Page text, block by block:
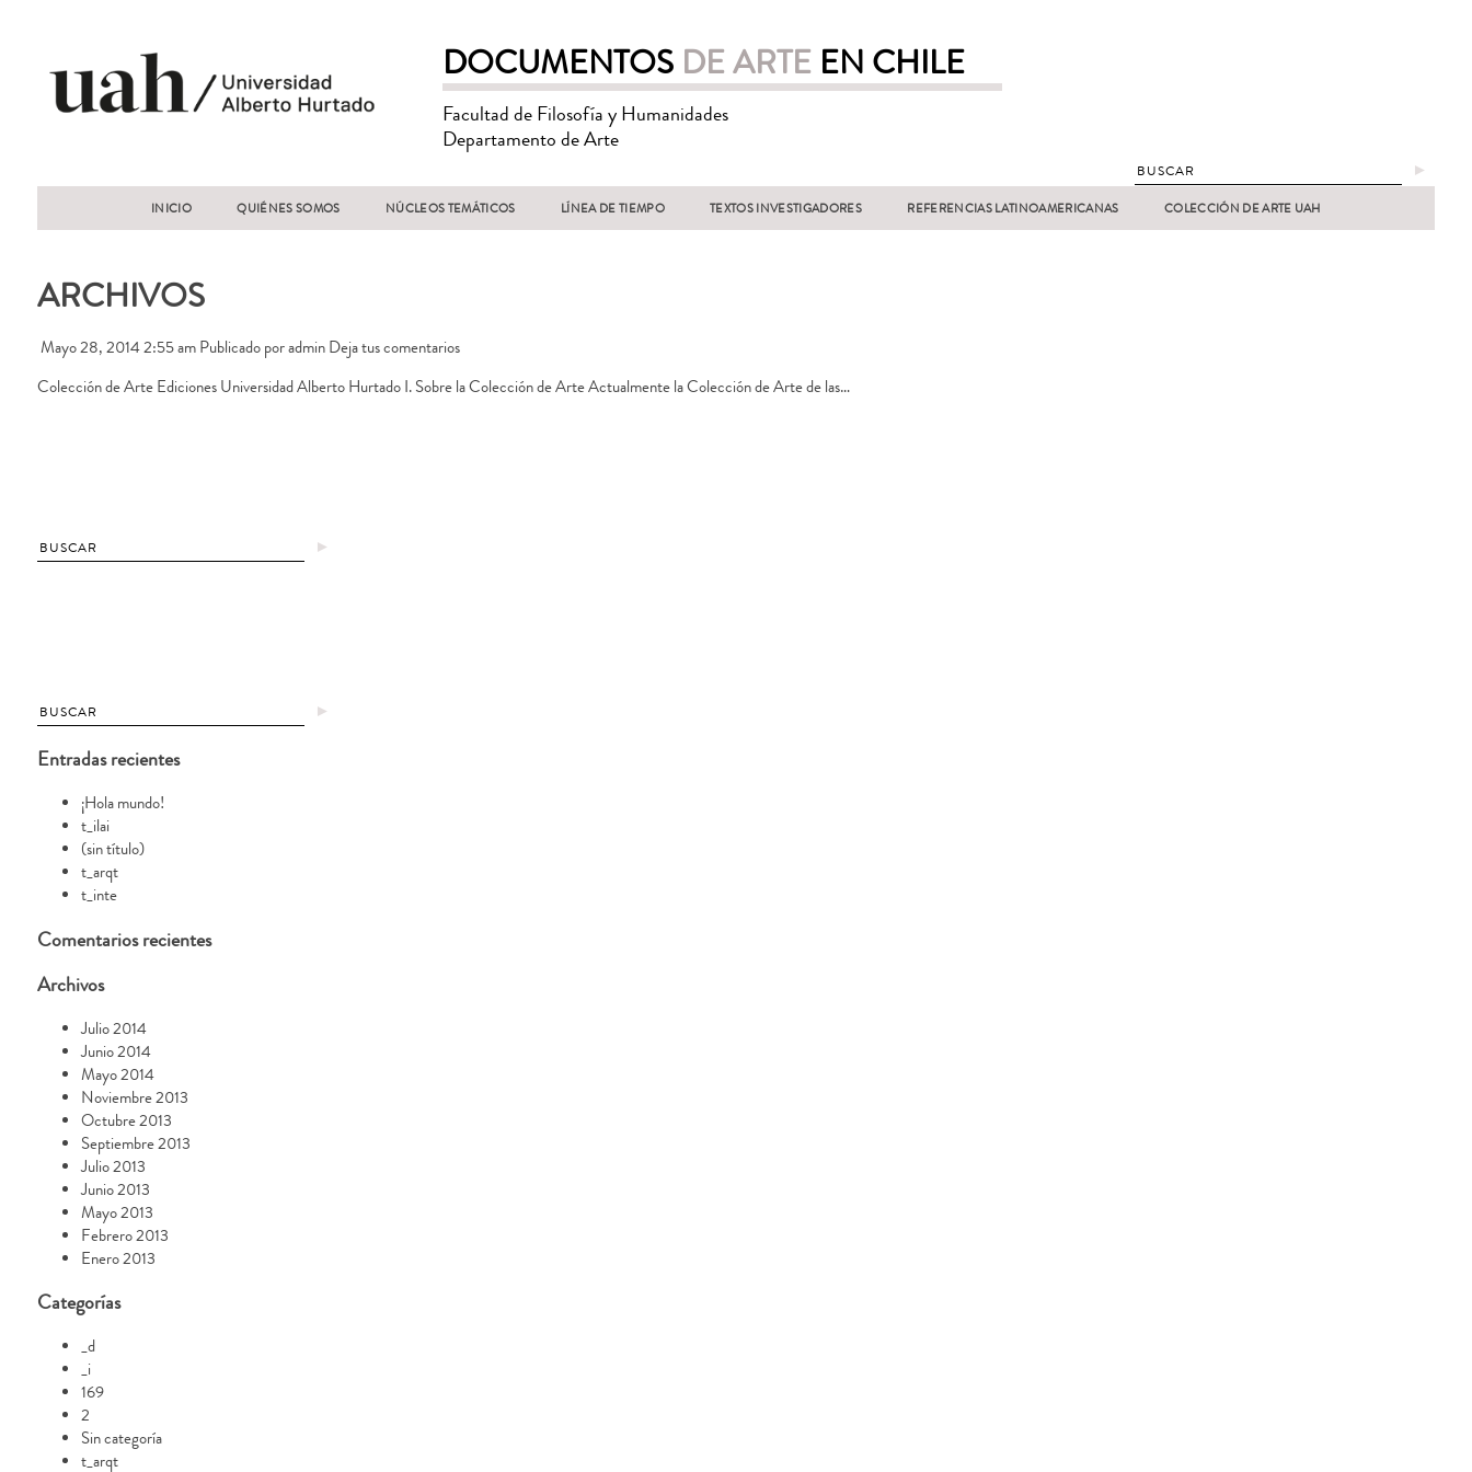
DOCUMENTOSDE ARTE EN CHILE
Facultad de Filosofía y Humanidades
Departamento de Arte
►
INICIO QUIÉNES SOMOS NÚCLEOS TEMÁTICOS LÍNEA DE TIEMPO TEXTOS INVESTIGADORES REFERENCIAS LATINOAMERICANAS COLECCIÓN DE ARTE UAH
ARCHIVOS
Mayo 28, 2014 2:55 am Publicado poradmin Deja tus comentarios
Colección de Arte Ediciones Universidad Alberto Hurtado I. Sobre la Colección de Arte Actualmente la Colección de Arte de las…
►
►
Entradas recientes
¡Hola mundo!
t_ilai
(sin título)
t_arqt
t_inte
Comentarios recientes
Archivos
Julio 2014
Junio 2014
Mayo 2014
Noviembre 2013
Octubre 2013
Septiembre 2013
Julio 2013
Junio 2013
Mayo 2013
Febrero 2013
Enero 2013
Categorías
_d
_i
169
2
Sin categoría
t_arqt